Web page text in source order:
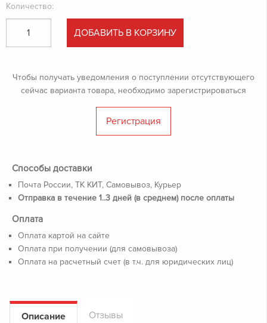
Количество:
ДОБАВИТЬ В КОРЗИНУ
Чтобы получать уведомления о поступлении отсутствующего
сейчас варианта товара, необходимо зарегистрироваться
Регистрация
Способы доставки
Почта России, ТК КИТ, Самовывоз, Курьер
Отправка в течение 1..3 дней (в среднем) после оплаты
Оплата
Оплата картой на сайте
Оплата при получении (для самовывоза)
Оплата на расчетный счет (в т.ч. для юридических лиц)
Описание Отзывы